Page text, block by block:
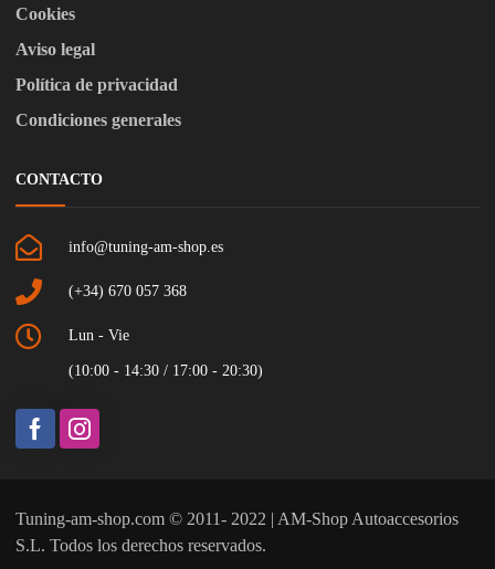
Cookies
Aviso legal
Política de privacidad
Condiciones generales
CONTACTO
info@tuning-am-shop.es
(+34) 670 057 368
Lun - Vie
(10:00 - 14:30 / 17:00 - 20:30)
Tuning-am-shop.com © 2011- 2022 | AM-Shop Autoaccesorios
S.L. Todos los derechos reservados.